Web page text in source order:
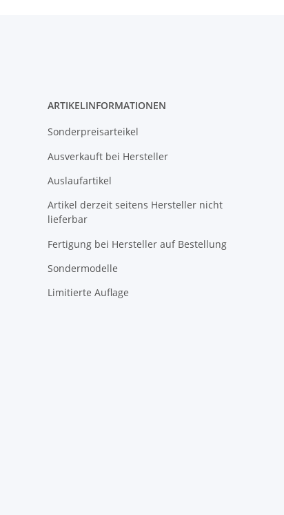
ARTIKELINFORMATIONEN
Sonderpreisarteikel
Ausverkauft bei Hersteller
Auslaufartikel
Artikel derzeit seitens Hersteller nicht
lieferbar
Fertigung bei Hersteller auf Bestellung
Sondermodelle
Limitierte Auflage